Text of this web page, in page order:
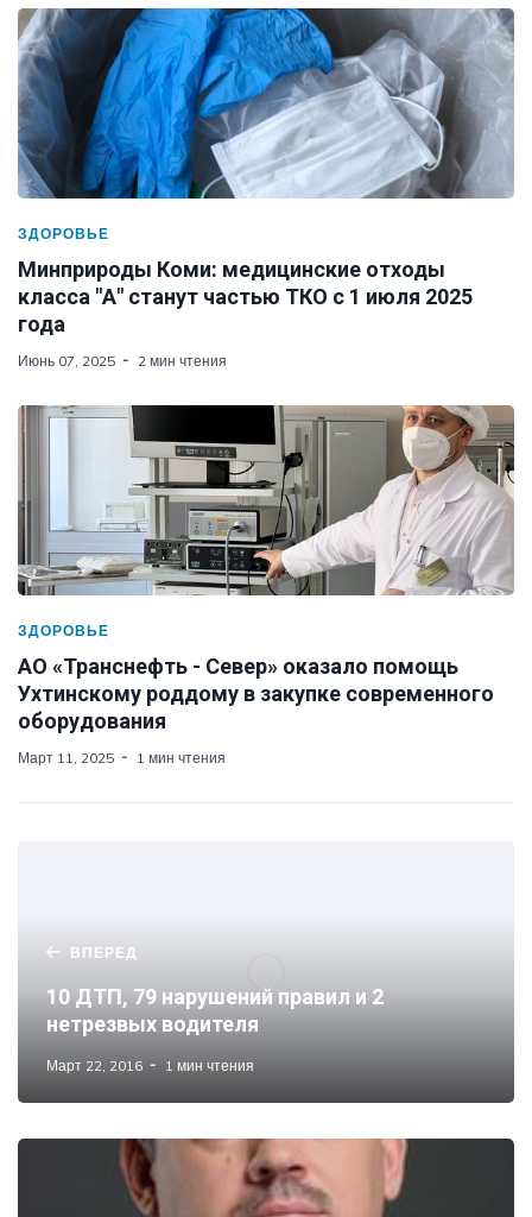
ЗДОРОВЬЕ
Минприроды Коми: медицинские отходы
класса "А" станут частью ТКО с 1 июля 2025
года
Июнь 07, 2025 2 мин чтения
ЗДОРОВЬЕ
АО «Транснефть - Север» оказало помощь
Ухтинскому роддому в закупке современного
оборудования
Март 11, 2025 1 мин чтения
ВПЕРЕД
10 ДТП, 79 нарушений правил и 2
нетрезвых водителя
Март 22, 2016 1 мин чтения